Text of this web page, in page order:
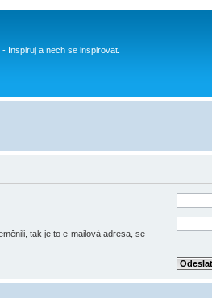
Inspiruj a nech se inspirovat.
tak je to e-mailová adresa, se